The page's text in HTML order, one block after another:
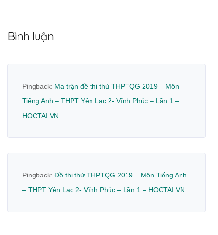
Bình luận
Pingback: Ma trận đề thi thử THPTQG 2019 – Môn
Tiếng Anh – THPT Yên Lạc 2- Vĩnh Phúc – Lần 1 –
HOCTAI.VN
Pingback: Đề thi thử THPTQG 2019 – Môn Tiếng Anh
– THPT Yên Lạc 2- Vĩnh Phúc – Lần 1 – HOCTAI.VN